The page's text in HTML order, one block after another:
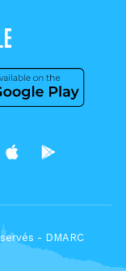
- DMARC